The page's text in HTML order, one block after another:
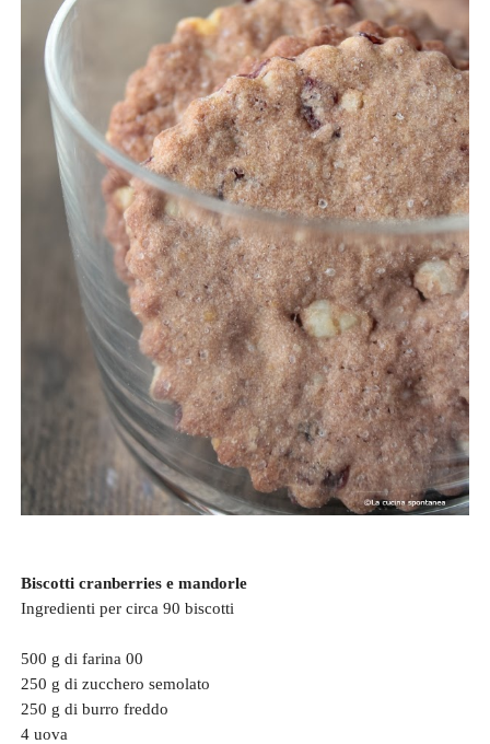
Biscotti cranberries e mandorle
Ingredienti per circa 90 biscotti
500 g di farina 00
250 g di zucchero semolato
250 g di burro freddo
4 uova